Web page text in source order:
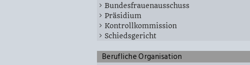
Bundesfrauenausschuss
Präsidium
Kontrollkommission
Schiedsgericht
Berufliche Organisation